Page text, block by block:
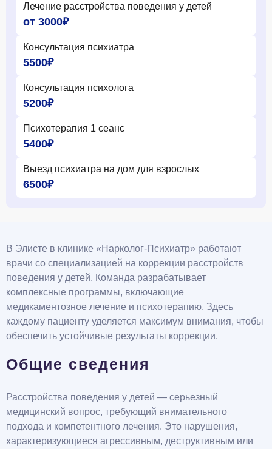
Лечение расстройства поведения у детей
от 3000₽
Консультация психиатра
5500₽
Консультация психолога
5200₽
Психотерапия 1 сеанс
5400₽
Выезд психиатра на дом для взрослых
6500₽
В Элисте в клинике «Нарколог-Психиатр» работают
врачи со специализацией на коррекции расстройств
поведения у детей. Команда разрабатывает
комплексные программы, включающие
медикаментозное лечение и психотерапию. Здесь
каждому пациенту уделяется максимум внимания, чтобы
обеспечить устойчивые результаты коррекции.
Общие сведения
Расстройства поведения у детей — серьезный
медицинский вопрос, требующий внимательного
подхода и компетентного лечения. Это нарушения,
характеризующиеся агрессивным, деструктивным или